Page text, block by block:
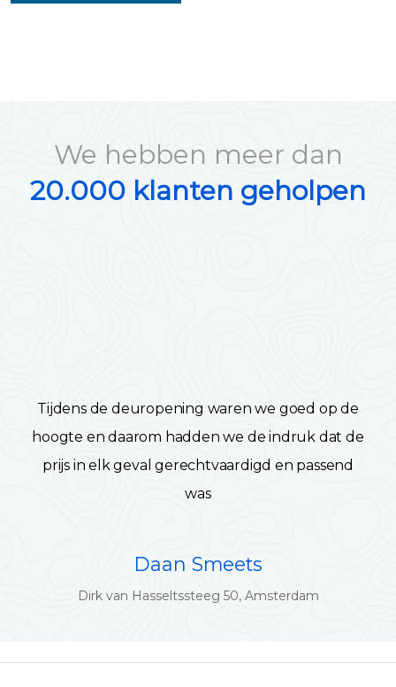
We hebben meer dan
20.000 klanten geholpen
Tijdens de deuropening waren we goed op de
hoogte en daarom hadden we de indruk dat de
prijs in elk geval gerechtvaardigd en passend
was
Daan Smeets
Dirk van Hasseltssteeg 50, Amsterdam